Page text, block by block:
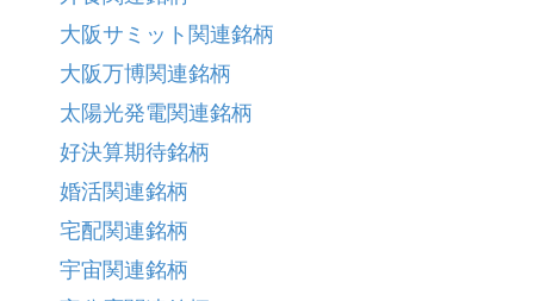
大阪サミット関連銘柄
大阪万博関連銘柄
太陽光発電関連銘柄
好決算期待銘柄
婚活関連銘柄
宅配関連銘柄
宇宙関連銘柄